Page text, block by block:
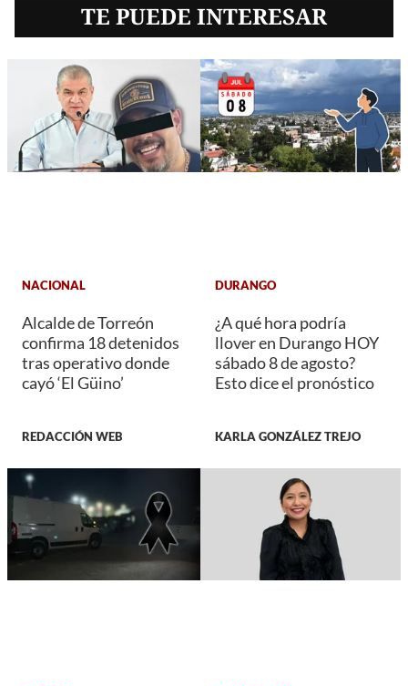
TE PUEDE INTERESAR
NACIONAL
Alcalde de Torreón
confirma 18 detenidos
tras operativo donde
cayó ‘El Güino’
REDACCIÓN WEB
DURANGO
¿A qué hora podría
llover en Durango HOY
sábado 8 de agosto?
Esto dice el pronóstico
KARLA GONZÁLEZ TREJO